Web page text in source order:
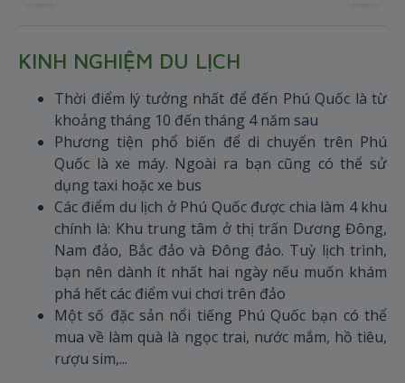
đường. Bãi Sao yên tĩnh hơn Bãi Dài với một ít nhà hàng và
khách sạn nhỏ ẩn mình trong khu rừng xanh mướt.
KINH NGHIỆM DU LỊCH
Thời điểm lý tưởng nhất để đến Phú Quốc là từ
khoảng tháng 10 đến tháng 4 năm sau
Phương tiện phổ biến để di chuyển trên Phú
Quốc là xe máy. Ngoài ra bạn cũng có thể sử
dụng taxi hoặc xe bus
Các điểm du lịch ở Phú Quốc được chia làm 4 khu
chính là: Khu trung tâm ở thị trấn Dương Đông,
Nam đảo, Bắc đảo và Đông đảo. Tuỳ lịch trình,
bạn nên dành ít nhất hai ngày nếu muốn khám
phá hết các điểm vui chơi trên đảo
Một số đặc sản nổi tiếng Phú Quốc bạn có thể
mua về làm quà là ngọc trai, nước mắm, hồ tiêu,
rượu sim,...